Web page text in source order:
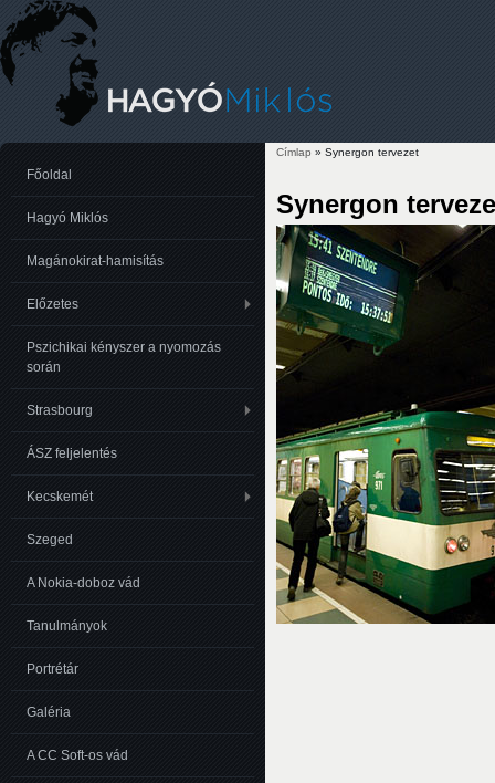
Címlap » Synergon tervezet
Synergon
Főoldal
Hagyó Miklós
Magánokirat-hamisítás
Előzetes
Pszichikai kényszer a nyomozás
során
Strasbourg
ÁSZ feljelentés
Kecskemét
Szeged
A Nokia-doboz vád
Tanulmányok
Portrétár
Galéria
A CC Soft-os vád